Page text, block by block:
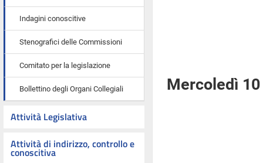
Indagini conoscitive
Stenografici delle Commissioni
Comitato per la legislazione
Bollettino degli Organi Collegiali
Attività Legislativa
Attività di indirizzo, controllo e
conoscitiva
Mercoledì